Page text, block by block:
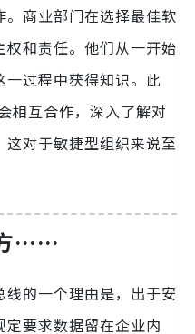
商业部门在选择最佳软
和责任。他们从一开始
过程中获得知识。此
相互合作，深入了解对
对于敏捷型组织来说至
……
的一个理由是，出于安
要求数据留在企业内